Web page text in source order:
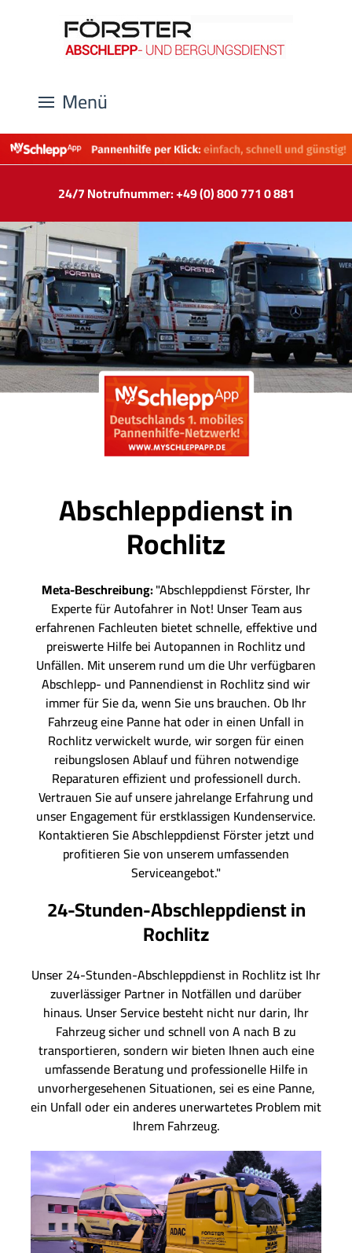
Menü
24/7 Notrufnummer: +49 (0) 800 771 0 881
Abschleppdienst in
Rochlitz
Meta-Beschreibung:"Abschleppdienst Förster, Ihr
Experte für Autofahrer in Not! Unser Team aus
erfahrenen Fachleuten bietet schnelle, effektive und
preiswerte Hilfe bei Autopannen in Rochlitz und
Unfällen. Mit unserem rund um die Uhr verfügbaren
Abschlepp- und Pannendienst in Rochlitz sind wir
immer für Sie da, wenn Sie uns brauchen. Ob Ihr
Fahrzeug eine Panne hat oder in einen Unfall in
Rochlitz verwickelt wurde, wir sorgen für einen
reibungslosen Ablauf und führen notwendige
Reparaturen effizient und professionell durch.
Vertrauen Sie auf unsere jahrelange Erfahrung und
unser Engagement für erstklassigen Kundenservice.
Kontaktieren Sie Abschleppdienst Förster jetzt und
profitieren Sie von unserem umfassenden
Serviceangebot."
24-Stunden-Abschleppdienst in
Rochlitz
Unser 24-Stunden-Abschleppdienst in Rochlitz ist Ihr
zuverlässiger Partner in Notfällen und darüber
hinaus. Unser Service besteht nicht nur darin, Ihr
Fahrzeug sicher und schnell von A nach B zu
transportieren, sondern wir bieten Ihnen auch eine
umfassende Beratung und professionelle Hilfe in
unvorhergesehenen Situationen, sei es eine Panne,
ein Unfall oder ein anderes unerwartetes Problem mit
Ihrem Fahrzeug.